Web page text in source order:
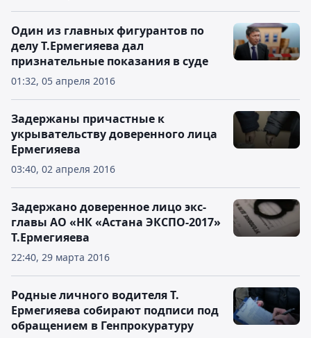
01:32, 05 апреля 2016
Один из главных фигурантов по
делу Т.Ермегияева дал
признательные показания в суде
03:40, 02 апреля 2016
Задержаны причастные к
укрывательству доверенного лица
Ермегияева
22:40, 29 марта 2016
Задержано доверенное лицо экс-
главы АО «НК «Астана ЭКСПО-2017»
Т.Ермегияева
Родные личного водителя Т.
Ермегияева собирают подписи под
обращением в Генпрокуратуру